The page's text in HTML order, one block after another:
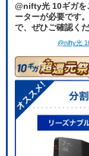
@nifty光 10ギガを
ーターが必要です。
で、ぜひご確認くだ
@nifty光